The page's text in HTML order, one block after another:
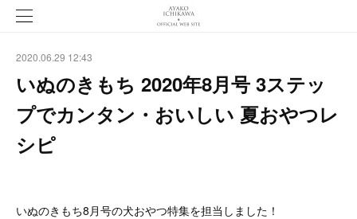
2020.06.29 12:43
いぬのきもち 2020年8月号 3ステッ
プでカンタン・おいしい 夏おやつレ
シピ
いぬのきもち8月号の犬おやつ特集を担当しました！